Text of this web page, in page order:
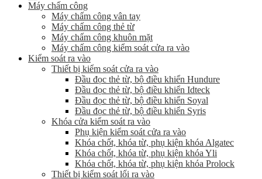
Máy chấm công
Máy chấm công vân tay
Máy chấm công thẻ từ
Máy chấm công khuôn mặt
Máy chấm công kiểm soát cửa ra vào
Kiểm soát ra vào
Thiết bị kiểm soát cửa ra vào
Đầu đọc thẻ từ, bộ điều khiển Hundure
Đầu đọc thẻ từ, bộ điều khiển Idteck
Đầu đọc thẻ từ, bộ điều khiển Soyal
Đầu đọc thẻ từ, bộ điều khiển Syris
Khóa cửa kiểm soát ra vào
Phụ kiện kiểm soát cửa ra vào
Khóa chốt, khóa từ, phụ kiện khóa Algatec
Khóa chốt, khóa từ, phụ kiện khóa Yli
Khóa chốt, khóa từ, phụ kiện khóa Prolock
Thiết bị kiểm soát lối ra vào